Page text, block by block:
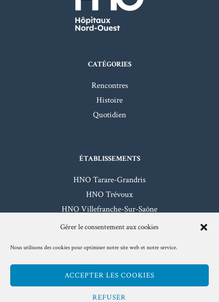
Gérer le consentement aux cookies
Nous utilisons des cookies pour optimiser notre site web et notre service.
ACCEPTER LES COOKIES
REFUSER
CATÉGORIES
Rencontres
Histoire
Quotidien
ÉTABLISSEMENTS
HNO Tarare-Grandris
HNO Trévoux
HNO Villefranche-Sur-Saône
HNO Beaujeu-Belleville
www.hno.fr